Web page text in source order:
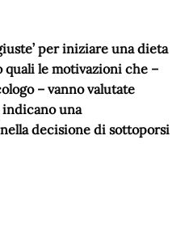
per iniziare una dieta
le motivazioni che –
– vanno valutate
una
nella decisione di sottoporsi